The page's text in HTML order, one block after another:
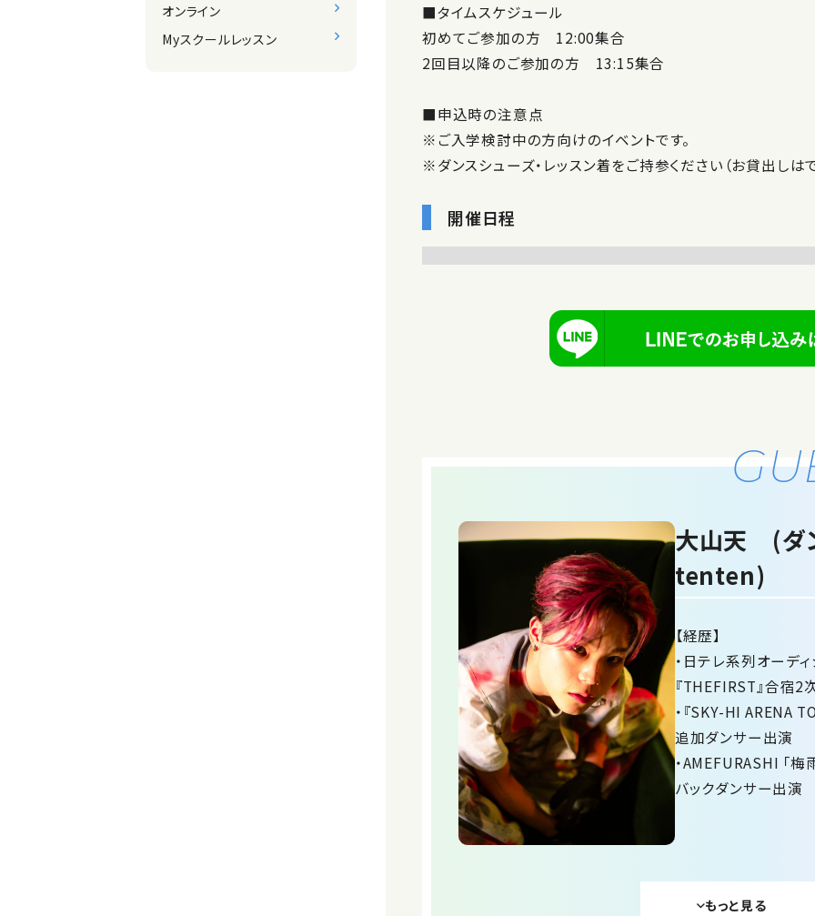
■タイムスケジュール
初めてご参加の方 12:00集合
2回目以降のご参加の方 13:15集合
■申込時の注意点
※ご入学検討中の方向けのイベントです。
※ダンスシューズ・レッスン着をご持参ください（お貸出しは
開催日程
大山天 (ダ
tenten)
【経歴】
・日テレ系列オーディ
『THEFIRST』合宿
・『SKY-HI ARENA
追加ダンサー出演
・AMEFURASHI 「梅
バックダンサー出演
もっと見る
オンライン
Myスクールレッスン